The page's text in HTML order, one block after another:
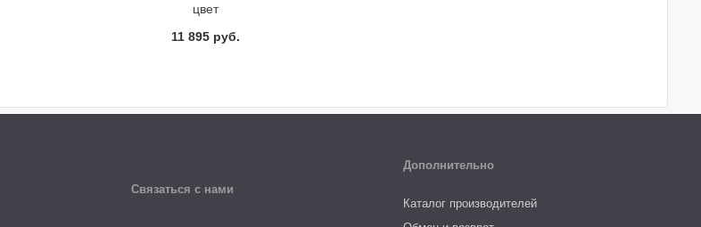
цвет
11 895 руб.
Связаться с нами
Дополнительно
Каталог производителей